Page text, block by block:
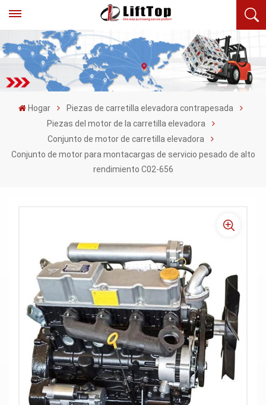
Hogar
Piezas de carretilla elevadora contrapesada
Piezas del motor de la carretilla elevadora
Conjunto de motor de carretilla elevadora
Conjunto de motor para montacargas de servicio pesado de alto
rendimiento C02-656